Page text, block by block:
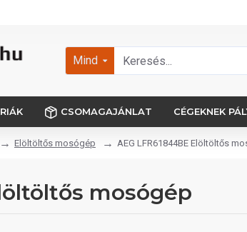
Mind
CSOMAGAJÁNLAT CÉGEKNEK
Elöltöltős mosógép AEG LFR61844BE Elöltöltős
mosógép